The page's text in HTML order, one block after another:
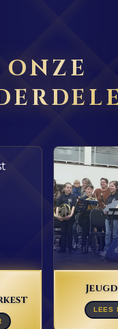
ONZE
LEES